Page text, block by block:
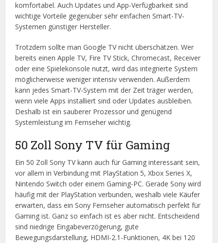
komfortabel. Auch Updates und App-Verfügbarkeit sind
wichtige Vorteile gegenüber sehr einfachen Smart-TV-
Systemen günstiger Hersteller.
Trotzdem sollte man Google TV nicht überschätzen. Wer
bereits einen Apple TV, Fire TV Stick, Chromecast, Receiver
oder eine Spielekonsole nutzt, wird das integrierte System
möglicherweise weniger intensiv verwenden. Außerdem
kann jedes Smart-TV-System mit der Zeit träger werden,
wenn viele Apps installiert sind oder Updates ausbleiben.
Deshalb ist ein sauberer Prozessor und genügend
Systemleistung im Fernseher wichtig.
50 Zoll Sony TV für Gaming
Ein 50 Zoll Sony TV kann auch für Gaming interessant sein,
vor allem in Verbindung mit PlayStation 5, Xbox Series X,
Nintendo Switch oder einem Gaming-PC. Gerade Sony wird
häufig mit der PlayStation verbunden, weshalb viele Käufer
erwarten, dass ein Sony Fernseher automatisch perfekt für
Gaming ist. Ganz so einfach ist es aber nicht. Entscheidend
sind niedrige Eingabeverzögerung, gute
Bewegungsdarstellung, HDMI-2.1-Funktionen, 4K bei 120